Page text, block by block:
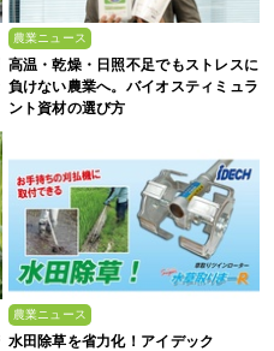
農業ニュース
高温・乾燥・日照不足でもストレスに
負けない農業へ。バイオスティミュラ
ント資材の選び方
農業ニュース
水田除草を省力化！アイデック